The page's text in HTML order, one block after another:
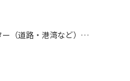
ー（道路・港湾など）…